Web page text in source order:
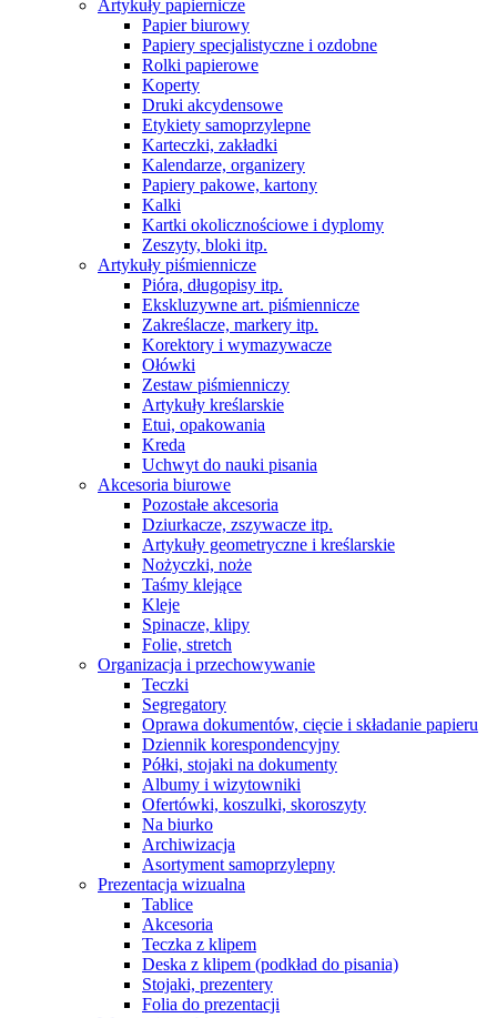
Artykuły papiernicze
Papier biurowy
Papiery specjalistyczne i ozdobne
Rolki papierowe
Koperty
Druki akcydensowe
Etykiety samoprzylepne
Karteczki, zakładki
Kalendarze, organizery
Papiery pakowe, kartony
Kalki
Kartki okolicznościowe i dyplomy
Zeszyty, bloki itp.
Artykuły piśmiennicze
Pióra, długopisy itp.
Ekskluzywne art. piśmiennicze
Zakreślacze, markery itp.
Korektory i wymazywacze
Ołówki
Zestaw piśmienniczy
Artykuły kreślarskie
Etui, opakowania
Kreda
Uchwyt do nauki pisania
Akcesoria biurowe
Pozostałe akcesoria
Dziurkacze, zszywacze itp.
Artykuły geometryczne i kreślarskie
Nożyczki, noże
Taśmy klejące
Kleje
Spinacze, klipy
Folie, stretch
Organizacja i przechowywanie
Teczki
Segregatory
Oprawa dokumentów, cięcie i składanie papieru
Dziennik korespondencyjny
Półki, stojaki na dokumenty
Albumy i wizytowniki
Ofertówki, koszulki, skoroszyty
Na biurko
Archiwizacja
Asortyment samoprzylepny
Prezentacja wizualna
Tablice
Akcesoria
Teczka z klipem
Deska z klipem (podkład do pisania)
Stojaki, prezentery
Folia do prezentacji